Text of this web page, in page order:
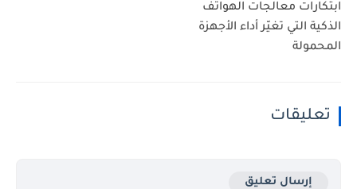
ابتكارات معالجات الهواتف
الذكية التي تغيّر أداء الأجهزة
المحمولة
تعليقات
إرسال تعليق